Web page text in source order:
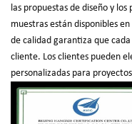
las propuestas de diseño y
muestras están disponibles
de calidad garantiza que
cliente. Los clientes pueden
personalizadas para